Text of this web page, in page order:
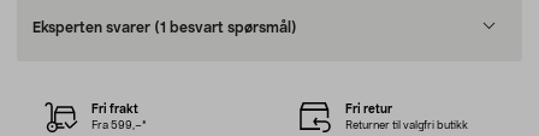
Eksperten svarer (1 besvart spørsmål)
Fri frakt
Fra 599,–*
Fri retur
Returner til valgfri butikk